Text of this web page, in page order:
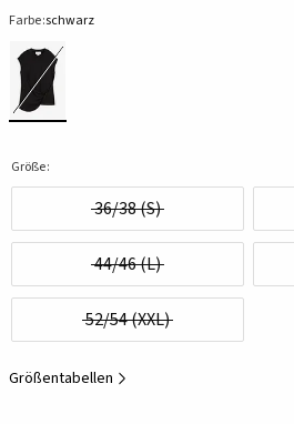
Farbe:schwarz
Größe:
36/38 (S)
44/46 (L)
52/54 (XXL)
Größentabellen